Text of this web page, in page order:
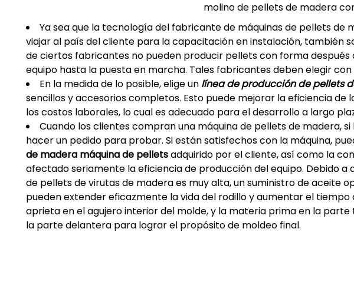
molino de pellets de madera
Ya sea que la tecnología del fabricante de máquinas de pellets de
viajar al país del cliente para la capacitación en instalación, también
de ciertos fabricantes no pueden producir pellets con forma después
equipo hasta la puesta en marcha. Tales fabricantes deben elegir con
En la medida de lo posible, elige un línea de producción de pellets
sencillos y accesorios completos. Esto puede mejorar la eficiencia
los costos laborales, lo cual es adecuado para el desarrollo a largo
Cuando los clientes compran una máquina de pellets de madera,
hacer un pedido para probar. Si están satisfechos con la máquina,
de madera máquina de pelletsadquirido por el cliente, así como la
afectado seriamente la eficiencia de producción del equipo. Debido
de pellets de virutas de madera es muy alta, un suministro de aceite
pueden extender eficazmente la vida del rodillo y aumentar el
aprieta en el agujero interior del molde, y la materia prima en la
la parte delantera para lograr el propósito de moldeo final.